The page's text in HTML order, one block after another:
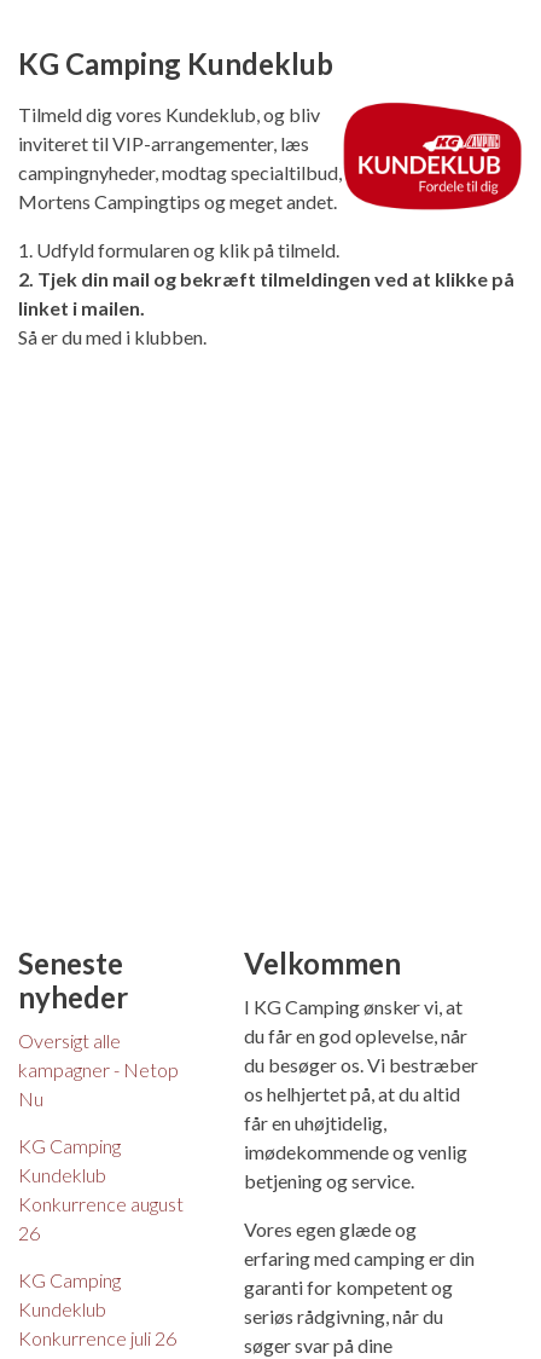
KG Camping Kundeklub
Tilmeld dig vores Kundeklub, og bliv
inviteret til VIP-arrangementer, læs
campingnyheder, modtag specialtilbud,
Mortens Campingtips og meget andet.
1. Udfyld formularen og klik på tilmeld.
2. Tjek din mail og bekræft tilmeldingen ved at klikke på
linket i mailen.
Så er du med i klubben.
Seneste
nyheder
Oversigt alle
kampagner - Netop
Nu
KG Camping
Kundeklub
Konkurrence august
26
KG Camping
Kundeklub
Konkurrence juli 26
Velkommen
I KG Camping ønsker vi, at
du får en god oplevelse, når
du besøger os. Vi bestræber
os helhjertet på, at du altid
får en uhøjtidelig,
imødekommende og venlig
betjening og service.
Vores egen glæde og
erfaring med camping er din
garanti for kompetent og
seriøs rådgivning, når du
søger svar på dine